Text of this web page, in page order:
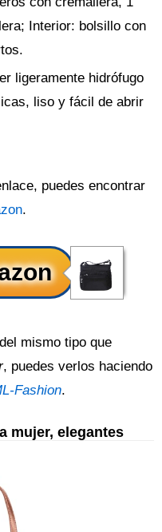
Interior: bolsillo con
ligeramente hidrófugo
liso y fácil de abrir
puedes encontrar
.
mismo tipo que
, puedes verlos haciendo
Fashion.
mujer, elegantes